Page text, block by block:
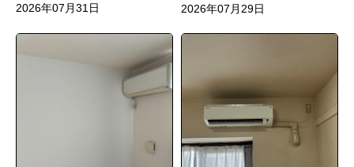
2026年07月31日 2026年07月29日